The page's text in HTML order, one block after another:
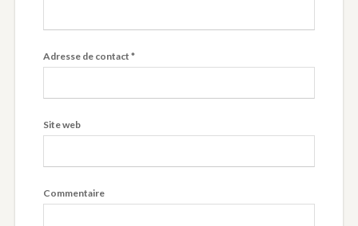
Adresse de contact *
Site web
Commentaire